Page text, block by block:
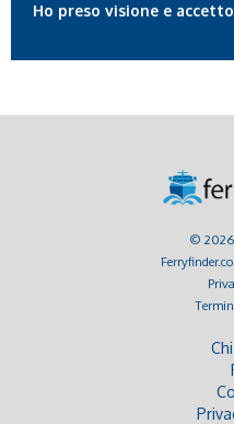
Ho preso visione e
© 2026